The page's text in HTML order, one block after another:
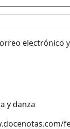
electrónico
y danza